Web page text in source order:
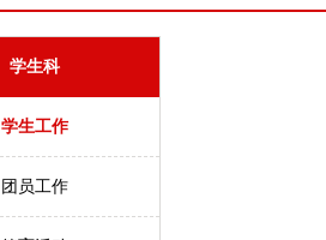
学生科
学生工作
团员工作